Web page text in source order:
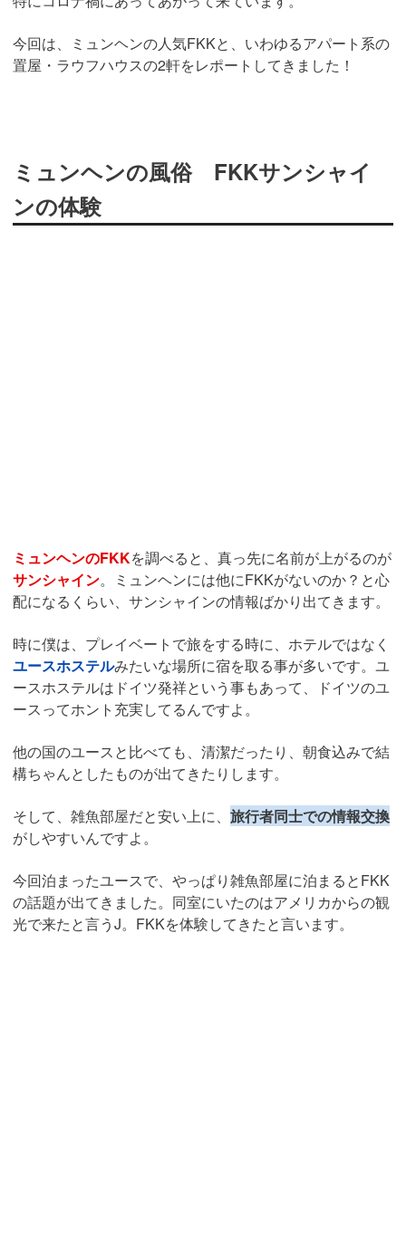
今回は、ミュンヘンの人気FKKと、いわゆるアパート系の
置屋・ラウフハウスの2軒をレポートしてきました！
ミュンヘンの風俗 FKKサンシャイ
ンの体験
ミュンヘンのFKKを調べると、真っ先に名前が上がるのが
サンシャイン。ミュンヘンには他にFKKがないのか？と心
配になるくらい、サンシャインの情報ばかり出てきます。
時に僕は、プレイベートで旅をする時に、ホテルではなく
ユースホステルみたいな場所に宿を取る事が多いです。ユ
ースホステルはドイツ発祥という事もあって、ドイツのユ
ースってホント充実してるんですよ。
他の国のユースと比べても、清潔だったり、朝食込みで結
構ちゃんとしたものが出てきたりします。
そして、雑魚部屋だと安い上に、 旅行者同士での情報交換
がしやすいんですよ。
今回泊まったユースで、やっぱり雑魚部屋に泊まるとFKK
の話題が出てきました。同室にいたのはアメリカからの観
光で来たと言うJ。FKKを体験してきたと言います。